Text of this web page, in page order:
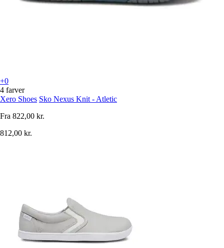
+0
4 farver
Xero Shoes Sko Nexus Knit - Atletic
Fra 822,00 kr.
812,00 kr.